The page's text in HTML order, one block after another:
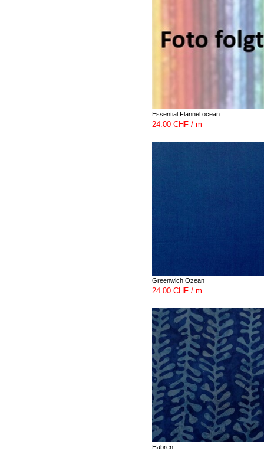
Essential Flannel ocean
24.00 CHF / m
Greenwich Ozean
24.00 CHF / m
Habren